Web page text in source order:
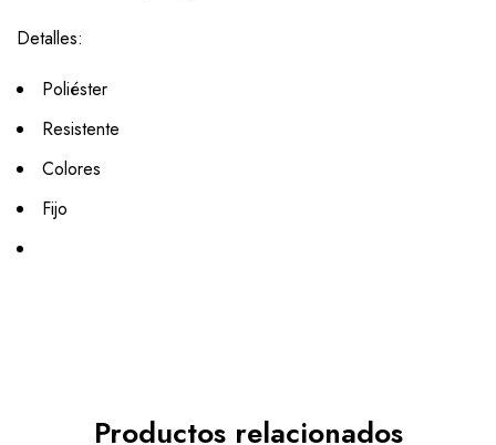
Detalles:
Poliéster
Resistente
Colores
Fijo
Productos relacionados